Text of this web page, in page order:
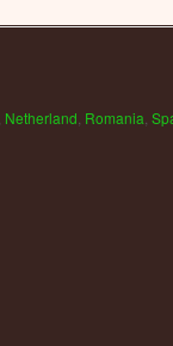
Netherland Romania